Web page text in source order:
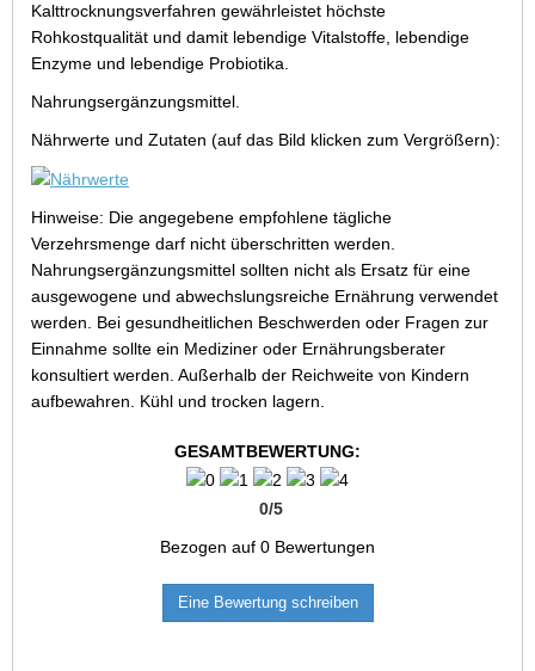
Kalttrocknungsverfahren gewährleistet höchste
Rohkostqualität und damit lebendige Vitalstoffe, lebendige
Enzyme und lebendige Probiotika.
Nahrungsergänzungsmittel.
Nährwerte und Zutaten (auf das Bild klicken zum Vergrößern):
Hinweise: Die angegebene empfohlene tägliche
Verzehrsmenge darf nicht überschritten werden.
Nahrungsergänzungsmittel sollten nicht als Ersatz für eine
ausgewogene und abwechslungsreiche Ernährung verwendet
werden. Bei gesundheitlichen Beschwerden oder Fragen zur
Einnahme sollte ein Mediziner oder Ernährungsberater
konsultiert werden. Außerhalb der Reichweite von Kindern
aufbewahren. Kühl und trocken lagern.
GESAMTBEWERTUNG:
0/5
Bezogen auf 0 Bewertungen
Eine Bewertung schreiben